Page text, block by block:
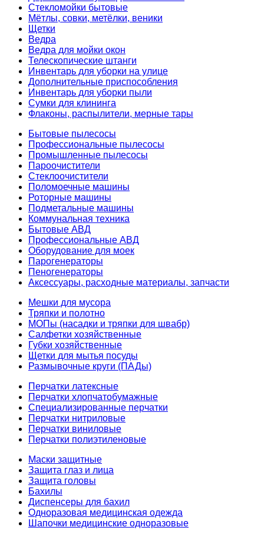
Стекломойки бытовые
Мётлы, совки, метёлки, веники
Щетки
Ведра
Ведра для мойки окон
Телескопические штанги
Инвентарь для уборки на улице
Дополнительные приспособления
Инвентарь для уборки пыли
Сумки для клининга
Флаконы, распылители, мерные тары
Бытовые пылесосы
Профессиональные пылесосы
Промышленные пылесосы
Пароочистители
Стеклоочистители
Поломоечные машины
Роторные машины
Подметальные машины
Коммунальная техника
Бытовые АВД
Профессиональные АВД
Оборудование для моек
Парогенераторы
Пеногенераторы
Аксессуары, расходные материалы, запчасти
Мешки для мусора
Тряпки и полотно
МОПы (насадки и тряпки для швабр)
Салфетки хозяйственные
Губки хозяйственные
Щетки для мытья посуды
Размывочные круги (ПАДы)
Перчатки латексные
Перчатки хлопчатобумажные
Специализированные перчатки
Перчатки нитриловые
Перчатки виниловые
Перчатки полиэтиленовые
Маски защитные
Защита глаз и лица
Защита головы
Бахилы
Диспенсеры для бахил
Одноразовая медицинская одежда
Шапочки медицинские одноразовые